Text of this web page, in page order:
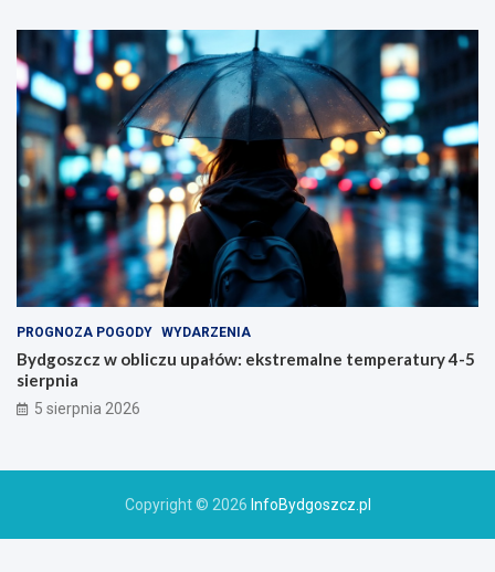
PROGNOZA POGODY WYDARZENIA
Bydgoszcz w obliczu upałów: ekstremalne temperatury 4-5
sierpnia
5 sierpnia 2026
Copyright © 2026 InfoBydgoszcz.pl